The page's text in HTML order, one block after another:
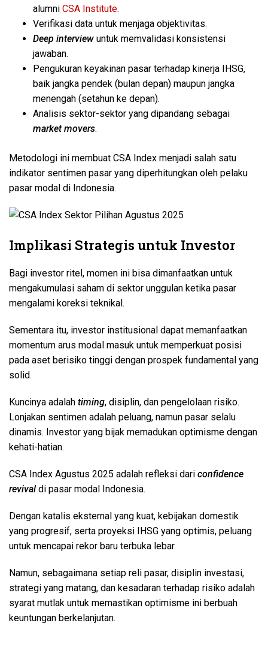
alumni CSA Institute.
Verifikasi data untuk menjaga objektivitas.
Deep interview untuk memvalidasi konsistensi
jawaban.
Pengukuran keyakinan pasar terhadap kinerja IHSG,
baik jangka pendek (bulan depan) maupun jangka
menengah (setahun ke depan).
Analisis sektor-sektor yang dipandang sebagai
market movers.
Metodologi ini membuat CSA Index menjadi salah satu
indikator sentimen pasar yang diperhitungkan oleh pelaku
pasar modal di Indonesia.
Implikasi Strategis untuk Investor
Bagi investor ritel, momen ini bisa dimanfaatkan untuk
mengakumulasi saham di sektor unggulan ketika pasar
mengalami koreksi teknikal.
Sementara itu, investor institusional dapat memanfaatkan
momentum arus modal masuk untuk memperkuat posisi
pada aset berisiko tinggi dengan prospek fundamental yang
solid.
Kuncinya adalah timing, disiplin, dan pengelolaan risiko.
Lonjakan sentimen adalah peluang, namun pasar selalu
dinamis. Investor yang bijak memadukan optimisme dengan
kehati-hatian.
CSA Index Agustus 2025 adalah refleksi dari confidence
revival di pasar modal Indonesia.
Dengan katalis eksternal yang kuat, kebijakan domestik
yang progresif, serta proyeksi IHSG yang optimis, peluang
untuk mencapai rekor baru terbuka lebar.
Namun, sebagaimana setiap reli pasar, disiplin investasi,
strategi yang matang, dan kesadaran terhadap risiko adalah
syarat mutlak untuk memastikan optimisme ini berbuah
keuntungan berkelanjutan.